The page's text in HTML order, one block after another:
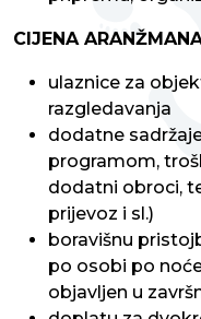
CIJENA
ulaznice za
razgledavanja
dodatne
programom,
dodatni obroci,
prijevoz i sl.)
boravišnu
po osobi po
objavljen u